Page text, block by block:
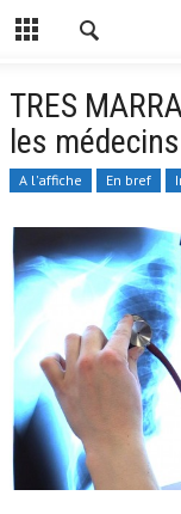
TRES
les
A l'affiche En bref